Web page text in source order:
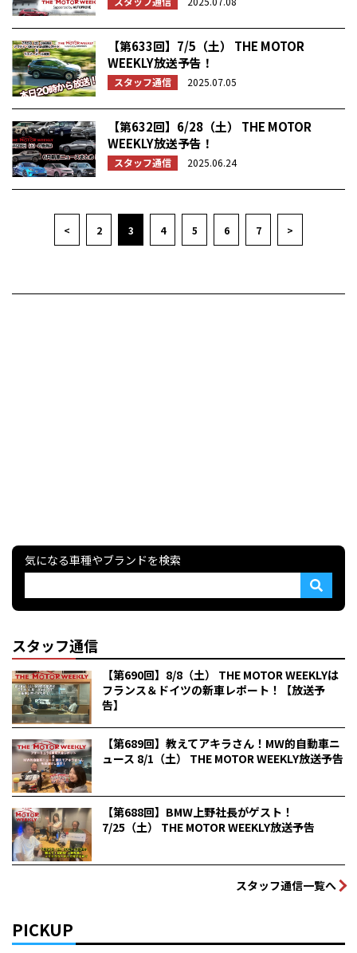
【第633回】7/5（土） THE MOTOR
WEEKLY放送予告！
スタッフ通信 2025.07.05
【第632回】6/28（土） THE MOTOR
WEEKLY放送予告！
スタッフ通信 2025.06.24
< 2 3 4 5 6 7 >
気になる車種やブランドを検索
スタッフ通信
【第690回】8/8（土） THE MOTOR WEEKLYは
フランス＆ドイツの新車レポート！【放送予
告】
【第689回】教えてアキラさん！MW的自動車ニ
ュース 8/1（土） THE MOTOR WEEKLY放送予告
【第688回】BMW上野社長がゲスト！
7/25（土） THE MOTOR WEEKLY放送予告
スタッフ通信一覧へ
PICKUP